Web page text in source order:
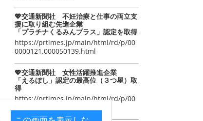
💖交通新聞社 不妊治療と仕事の両立支
援に取り組む先進企業
「プラチナくるみんプラス」認定を取得
https://prtimes.jp/main/html/rd/p/00
0000121.000050139.html
💖交通新聞社 女性活躍推進企業
「えるぼし」認定の最高位（３つ星）取
得
https://prtimes.jp/main/html/rd/p/00